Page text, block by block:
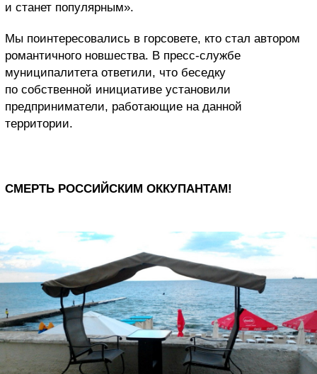
и станет популярным».
Мы поинтересовались в горсовете, кто стал автором
романтичного новшества. В пресс-службе
муниципалитета ответили, что беседку
по собственной инициативе установили
предприниматели, работающие на данной
территории.
СМЕРТЬ РОССИЙСКИМ ОККУПАНТАМ!